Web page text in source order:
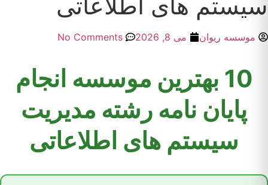
سیستم های اطلاعاتی
موسسه ریوان می 8, 2026 No Comments
10 بهترین موسسه انجام
پایان نامه رشته مدیریت
سیستم های اطلاعاتی